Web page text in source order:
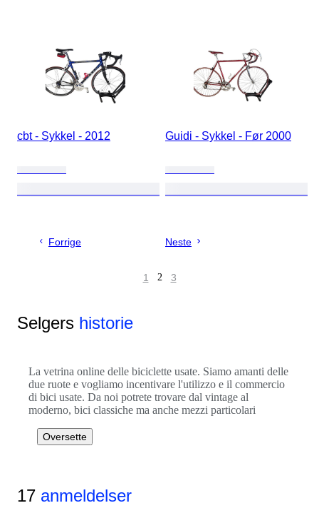
cbt - Sykkel - 2012 Guidi - Sykkel - Før 2000
Forrige Neste
1 2 3
Selgers historie
La vetrina online delle biciclette usate. Siamo amanti delle
due ruote e vogliamo incentivare l'utilizzo e il commercio
di bici usate. Da noi potrete trovare dal vintage al
moderno, bici classiche ma anche mezzi particolari
Oversette
17 anmeldelser